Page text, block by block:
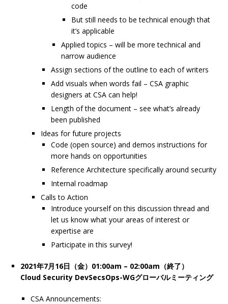
code
But still needs to be technical enough that
it’s applicable
Applied topics – will be more technical and
narrow audience
Assign sections of the outline to each of writers
Add visuals when words fail – CSA graphic
designers at CSA can help!
Length of the document – see what’s already
been published
Ideas for future projects
Code (open source) and demos instructions for
more hands on opportunities
Reference Architecture specifically around security
Internal roadmap
Calls to Action
Introduce yourself on this discussion thread and
let us know what your areas of interest or
expertise are
Participate in this survey!
2021年7月16日（金）01:00am – 02:00am（終了）
Cloud Security DevSecsOps-WGグローバルミーティング
CSA Announcements: